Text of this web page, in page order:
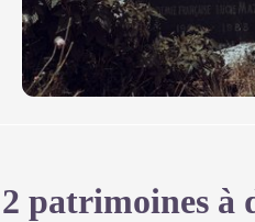
patrimoines à